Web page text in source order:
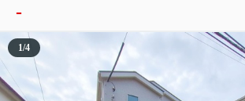
-
1/4